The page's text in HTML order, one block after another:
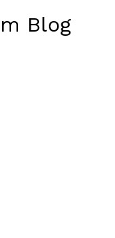
Blog